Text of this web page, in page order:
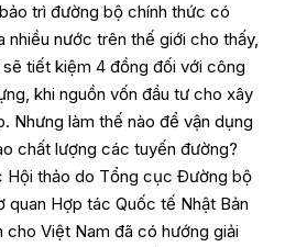
trì đường bộ chính thức có
nhiều nước trên thế giới cho thấy,
tiết kiệm 4 đồng đối với công
khi nguồn vốn đầu tư cho xây
Nhưng làm thế nào để vận dụng
chất lượng các tuyến đường?
Hội thảo do Tổng cục Đường bộ
quan Hợp tác Quốc tế Nhật Bản
cho Việt Nam đã có hướng giải